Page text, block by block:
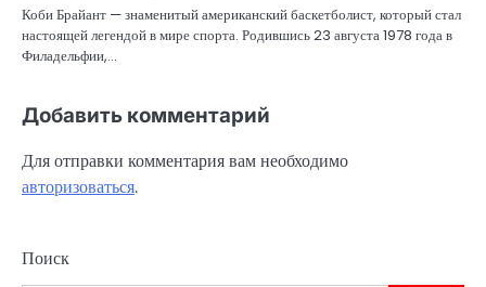
Коби Брайант — знаменитый американский баскетболист, который стал
настоящей легендой в мире спорта. Родившись 23 августа 1978 года в
Филадельфии,…
Добавить комментарий
Для отправки комментария вам необходимо
авторизоваться.
Поиск